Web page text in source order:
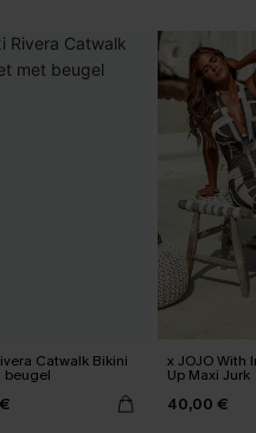
Catwalk Bikini
beugel
x JOJO With
Up Maxi Jurk
40,00 €